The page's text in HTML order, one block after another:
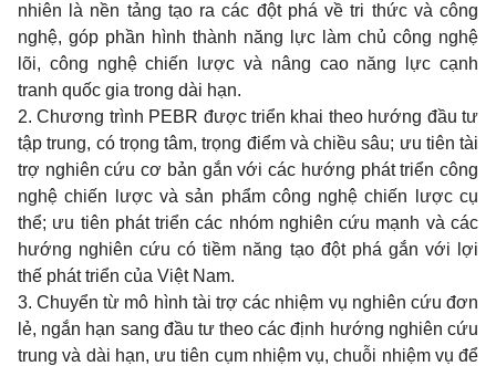
nhiên là nền tảng tạo ra các đột phá về tri thức và công
nghệ, góp phần hình thành năng lực làm chủ công nghệ
lõi, công nghệ chiến lược và nâng cao năng lực cạnh
tranh quốc gia trong dài hạn.
2. Chương trình PEBR được triển khai theo hướng đầu tư
tập trung, có trọng tâm, trọng điểm và chiều sâu; ưu tiên tài
trợ nghiên cứu cơ bản gắn với các hướng phát triển công
nghệ chiến lược và sản phẩm công nghệ chiến lược cụ
thể; ưu tiên phát triển các nhóm nghiên cứu mạnh và các
hướng nghiên cứu có tiềm năng tạo đột phá gắn với lợi
thế phát triển của Việt Nam.
3. Chuyển từ mô hình tài trợ các nhiệm vụ nghiên cứu đơn
lẻ, ngắn hạn sang đầu tư theo các định hướng nghiên cứu
trung và dài hạn, ưu tiên cụm nhiệm vụ, chuỗi nhiệm vụ để